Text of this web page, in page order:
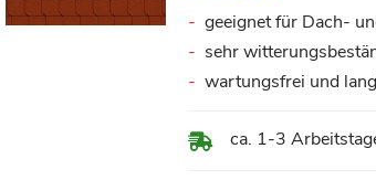
ca. 1-3
geeignet für Dach-
sehr
wartungsfrei und